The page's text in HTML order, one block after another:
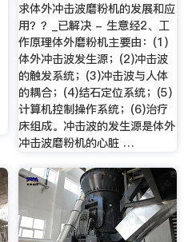
求体外冲击波磨粉机的发展和应
用？？_已解决 - 生意经2、工
作原理体外磨粉机主要由：(1)
体外冲击波发生源；(2)冲击波
的触发系统；(3)冲击波与人体
的耦合；(4)结石定位系统；(5)
计算机控制操作系统；(6)治疗
床组成。冲击波的发生源是体外
冲击波磨粉机的心脏 …